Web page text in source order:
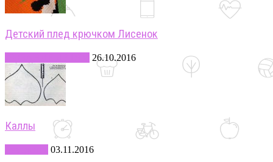
Детский плед крючком Лисенок
26.10.2016
Каллы
03.11.2016